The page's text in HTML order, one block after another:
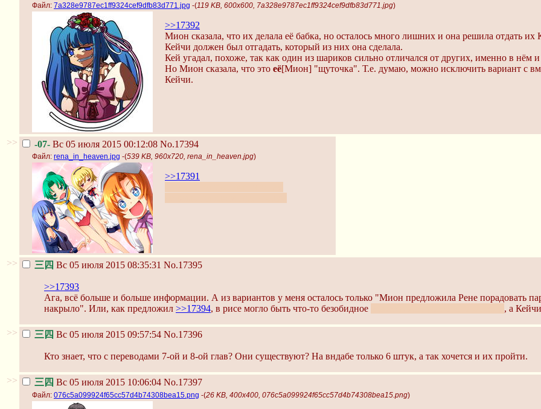
Файл: 7a328e9787ec1ff9324cef9dfb83d771.jpg -(119 KB, 600x600, 7a328e9787ec1ff9324cef9dfb83d771.jpg)
>>17392
Мион сказала, что их делала её бабка, но осталось много лишних и она решила отдать
Кейчи должен был отгадать, который из них она сделала.
Кей угадал, похоже, так как один из шариков сильно отличался от других, именно в нём
Но Мион сказала, что это её[Мион] "щуточка". Т.е. думаю, можно исключить вариант с
Кейчи.
>> -07- Вс 05 июля 2015 00:12:08 No.17394
Файл: rena_in_heaven.jpg -(539 KB, 960x720, rena_in_heaven.jpg)
>>17391
>> 三四 Вс 05 июля 2015 08:35:31 No.17395
>>17393
Ага, всё больше и больше информации. А из вариантов у меня осталось только "Мион предложила Рене порадовать
накрыло". Или, как предложил >>17394, в рисе могло быть что-то безобидное , а
>> 三四 Вс 05 июля 2015 09:57:54 No.17396
Кто знает, что с переводами 7-ой и 8-ой глав? Они существуют? На вндабе только 6 штук, а так хочется и их пройти.
>> 三四 Вс 05 июля 2015 10:06:04 No.17397
Файл: 076c5a099924f65cc57d4b74308bea15.png -(26 KB, 400x400, 076c5a099924f65cc57d4b74308bea15.png)